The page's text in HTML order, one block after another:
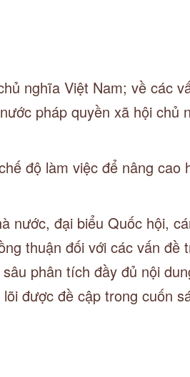
nghĩa Việt Nam; về các
pháp quyền xã hội chủ
độ làm việc để nâng cao
nước, đại biểu Quốc hội,
thuận đối với các vấn đề
phân tích đầy đủ nội
được đề cập trong cuốn